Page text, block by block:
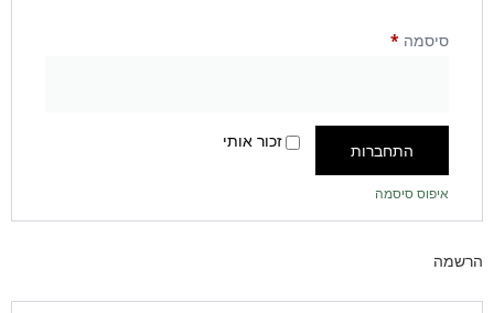
סיסמה *
זכור אותי התחברות
איפוס סיסמה
הרשמה